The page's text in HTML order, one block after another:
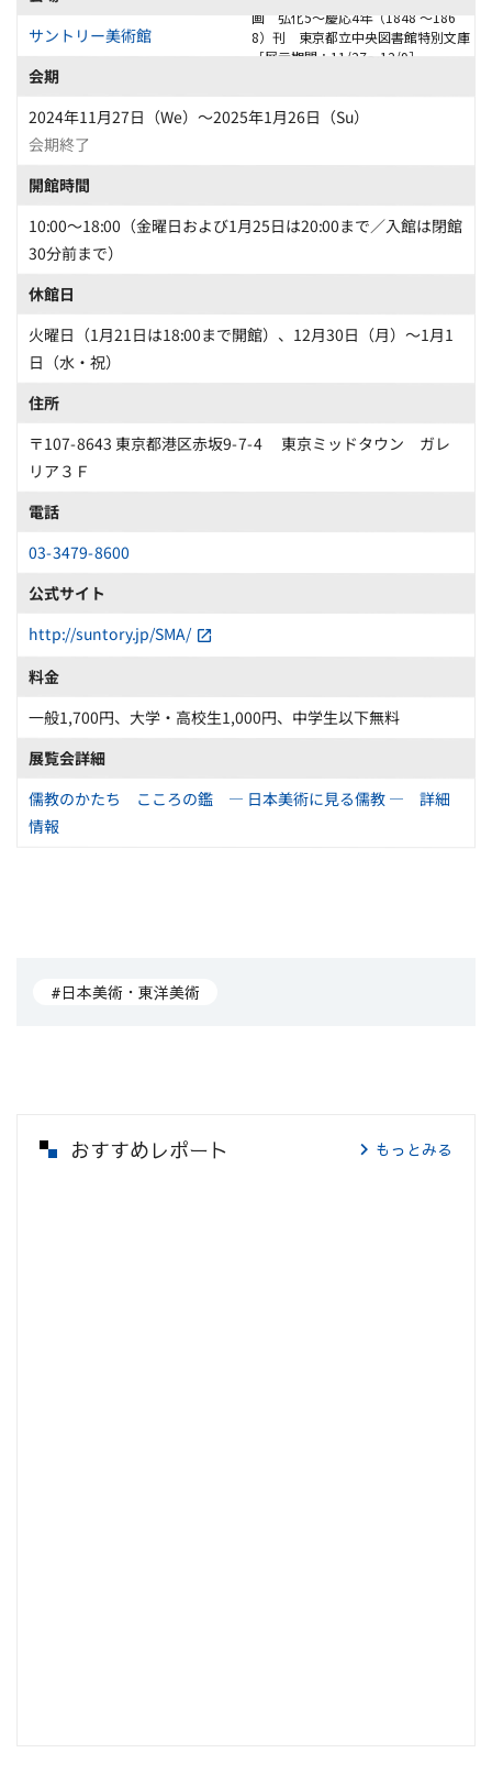
画 弘化5～慶応4年（1848 〜186
8）刊 東京都立中央図書館特別文庫
［展示期間：11/27～12/9］
サントリー美術館
会期
2024年11月27日（We）〜2025年1月26日（Su）
会期終了
開館時間
10:00～18:00（金曜日および1月25日は20:00まで／入館は閉館
30分前まで）
休館日
火曜日（1月21日は18:00まで開館）、12月30日（月）～1月1
日（水・祝）
住所
〒107-8643 東京都港区赤坂9-7-4 東京ミッドタウン ガレ
リア３Ｆ
電話
03-3479-8600
公式サイト
http://suntory.jp/SMA/
料金
一般1,700円、大学・高校生1,000円、中学生以下無料
展覧会詳細
儒教のかたち こころの鑑 ― 日本美術に見る儒教 ― 詳細
情報
#日本美術・東洋美術
おすすめレポート もっとみる